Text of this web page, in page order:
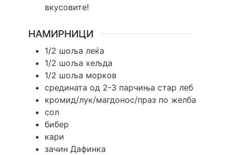
вкусовите!
НАМИРНИЦИ
1/2 шоља леќа
1/2 шоља хељда
1/2 шоља морков
средината од 2-3 парчиња стар леб
кромид/лук/магдонос/праз по желба
сол
бибер
кари
зачин Дафинка